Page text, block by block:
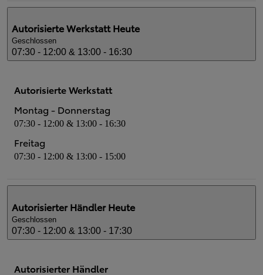
Autorisierte Werkstatt Heute
Geschlossen
07:30 - 12:00 & 13:00 - 16:30
Autorisierte Werkstatt
Montag - Donnerstag
07:30 - 12:00 & 13:00 - 16:30
Freitag
07:30 - 12:00 & 13:00 - 15:00
Autorisierter Händler Heute
Geschlossen
07:30 - 12:00 & 13:00 - 17:30
Autorisierter Händler